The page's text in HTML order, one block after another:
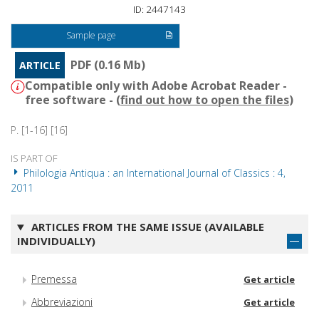
ID: 2447143
Sample page
ARTICLE
PDF (0.16 Mb)
Compatible only with Adobe Acrobat Reader -
free software - (find out how to open the files)
P. [1-16] [16]
IS PART OF
Philologia Antiqua : an International Journal of Classics : 4,
2011
ARTICLES FROM THE SAME ISSUE (AVAILABLE
INDIVIDUALLY)
Premessa Get article
Abbreviazioni Get article